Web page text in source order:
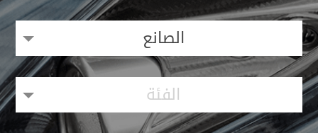
الصانع
الفئة